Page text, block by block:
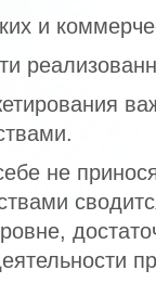
и
не